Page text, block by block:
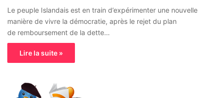
Le peuple Islandais est en train d’expérimenter une nouvelle
manière de vivre la démocratie, après le rejet du plan
de remboursement de la dette…
Lire la suite »